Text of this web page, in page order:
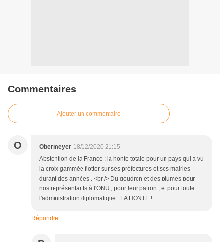
Commentaires
Ajouter un commentaire
O Obermeyer 18/12/2020 21:15
Abstention de la France : la honte totale pour un pays qui a vu
la croix gammée flotter sur ses préfectures et ses mairies
durant des années . <br /> Du goudron et des plumes pour
nos représentants à l'ONU , pour leur patron , et pour toute
l'administration diplomatique . LA HONTE !
Répondre